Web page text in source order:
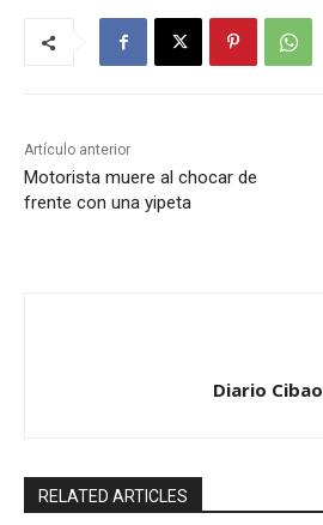
Artículo anterior
Motorista muere al chocar de
frente con una yipeta
Diario Cibao
RELATED ARTICLES